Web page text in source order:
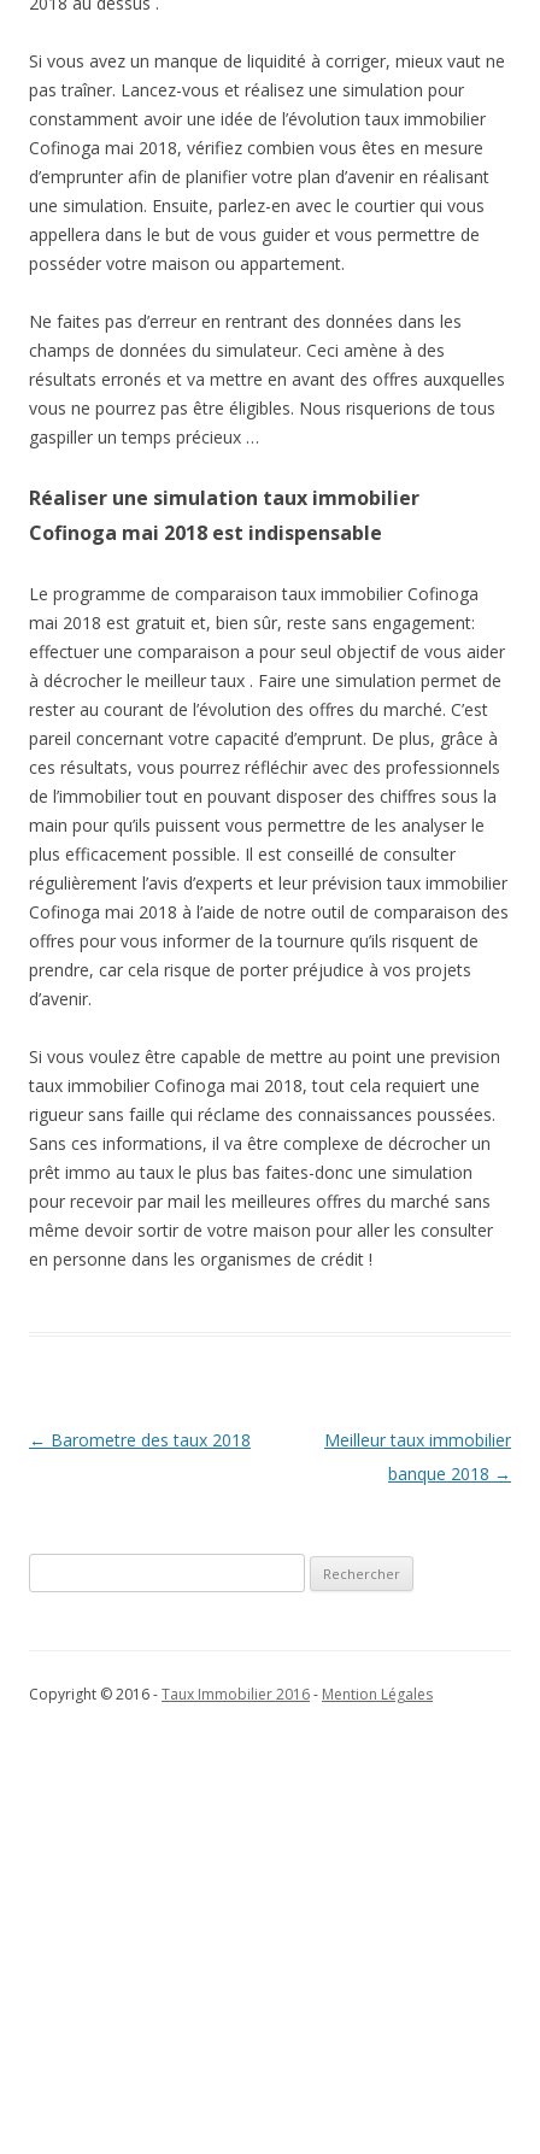
Si vous avez un manque de liquidité à corriger, mieux vaut ne
pas traîner. Lancez-vous et réalisez une simulation pour
constamment avoir une idée de l’évolution taux immobilier
Cofinoga mai 2018, vérifiez combien vous êtes en mesure
d’emprunter afin de planifier votre plan d’avenir en réalisant
une simulation. Ensuite, parlez-en avec le courtier qui vous
appellera dans le but de vous guider et vous permettre de
posséder votre maison ou appartement.
Ne faites pas d’erreur en rentrant des données dans les
champs de données du simulateur. Ceci amène à des
résultats erronés et va mettre en avant des offres auxquelles
vous ne pourrez pas être éligibles. Nous risquerions de tous
gaspiller un temps précieux …
Réaliser une simulation taux immobilier
Cofinoga mai 2018 est indispensable
Le programme de comparaison taux immobilier Cofinoga
mai 2018 est gratuit et, bien sûr, reste sans engagement:
effectuer une comparaison a pour seul objectif de vous aider
à décrocher le meilleur taux . Faire une simulation permet de
rester au courant de l’évolution des offres du marché. C’est
pareil concernant votre capacité d’emprunt. De plus, grâce à
ces résultats, vous pourrez réfléchir avec des professionnels
de l’immobilier tout en pouvant disposer des chiffres sous la
main pour qu’ils puissent vous permettre de les analyser le
plus efficacement possible. Il est conseillé de consulter
régulièrement l’avis d’experts et leur prévision taux immobilier
Cofinoga mai 2018 à l’aide de notre outil de comparaison des
offres pour vous informer de la tournure qu’ils risquent de
prendre, car cela risque de porter préjudice à vos projets
d’avenir.
Si vous voulez être capable de mettre au point une prevision
taux immobilier Cofinoga mai 2018, tout cela requiert une
rigueur sans faille qui réclame des connaissances poussées.
Sans ces informations, il va être complexe de décrocher un
prêt immo au taux le plus bas faites-donc une simulation
pour recevoir par mail les meilleures offres du marché sans
même devoir sortir de votre maison pour aller les consulter
en personne dans les organismes de crédit !
Navigation
← Barometre des taux 2018
Meilleur taux immobilier
banque 2018 →
Copyright © 2016 -Taux Immobilier 2016- Mention Légales